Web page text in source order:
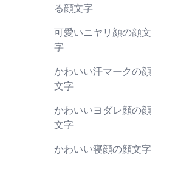
る顔文字
可愛いニヤリ顔の顔文
字
かわいい汗マークの顔
文字
かわいいヨダレ顔の顔
文字
かわいい寝顔の顔文字